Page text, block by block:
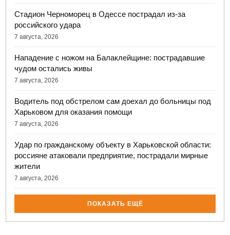
Стадион Черноморец в Одессе пострадал из-за
российского удара
7 августа, 2026
Нападение с ножом на Балаклейщине: пострадавшие
чудом остались живы
7 августа, 2026
Водитель под обстрелом сам доехал до больницы под
Харьковом для оказания помощи
7 августа, 2026
Удар по гражданскому объекту в Харьковской области:
россияне атаковали предприятие, пострадали мирные
жители
7 августа, 2026
ПОКАЗАТЬ ЕЩЁ